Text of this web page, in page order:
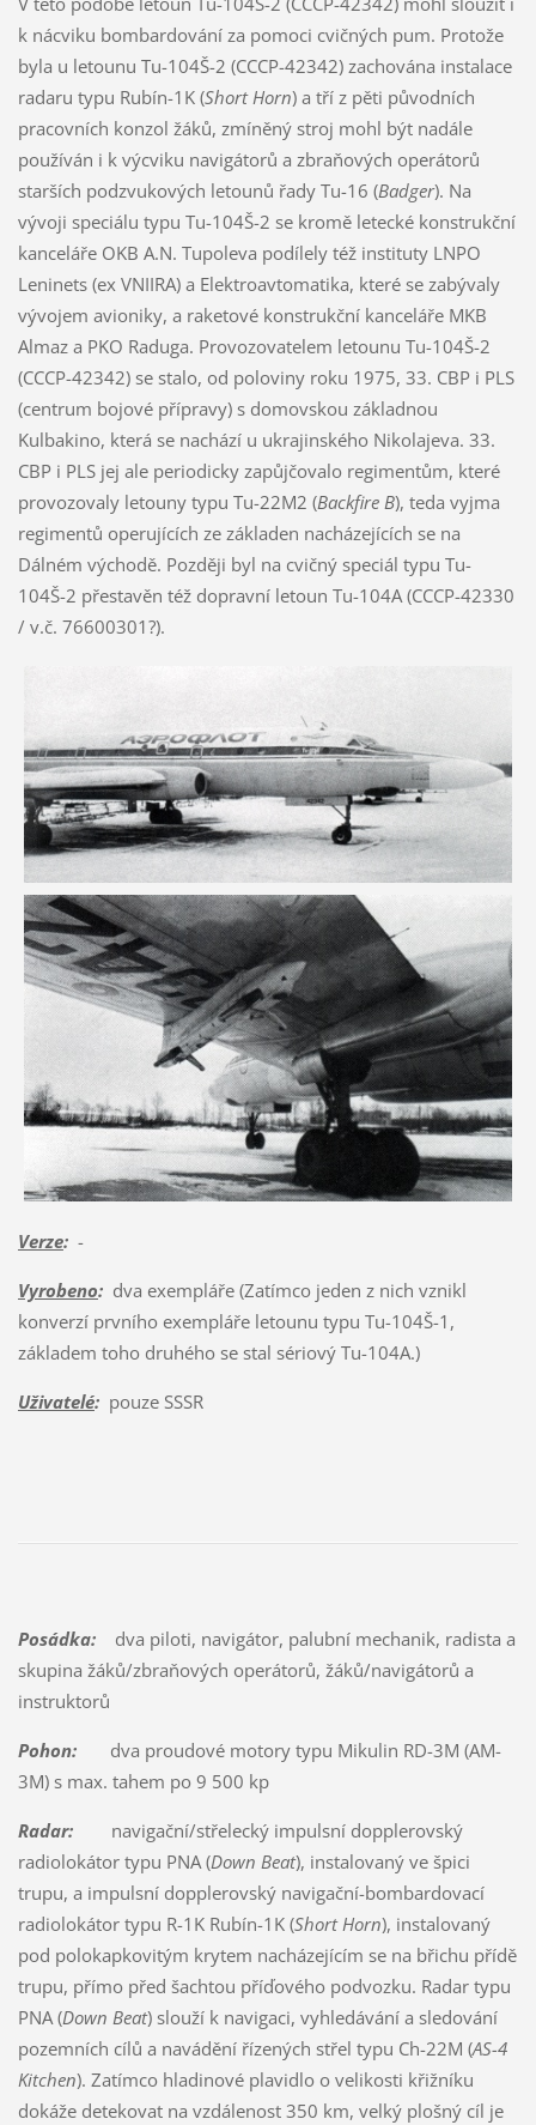
k nácviku bombardování za pomoci cvičných pum. Protože
byla u letounu Tu-104Š-2 (CCCP-42342) zachována instalace
radaru typu Rubín-1K (Short Horn) a tří z pěti původních
pracovních konzol žáků, zmíněný stroj mohl být nadále
používán i k výcviku navigátorů a zbraňových operátorů
starších podzvukových letounů řady Tu-16 (Badger). Na
vývoji speciálu typu Tu-104Š-2 se kromě letecké konstrukční
kanceláře OKB A.N. Tupoleva podílely též instituty LNPO
Leninets (ex VNIIRA) a Elektroavtomatika, které se zabývaly
vývojem avioniky, a raketové konstrukční kanceláře MKB
Almaz a PKO Raduga. Provozovatelem letounu Tu-104Š-2
(CCCP-42342) se stalo, od poloviny roku 1975, 33. CBP i PLS
(centrum bojové přípravy) s domovskou základnou
Kulbakino, která se nachází u ukrajinského Nikolajeva. 33.
CBP i PLS jej ale periodicky zapůjčovalo regimentům, které
provozovaly letouny typu Tu-22M2 (Backfire B), teda vyjma
regimentů operujících ze základen nacházejících se na
Dálném východě. Později byl na cvičný speciál typu Tu-
104Š-2 přestavěn též dopravní letoun Tu-104A (CCCP-42330
/ v.č. 76600301?).
Verze:-
Vyrobeno:dva exempláře (Zatímco jeden z nich vznikl
konverzí prvního exempláře letounu typu Tu-104Š-1,
základem toho druhého se stal sériový Tu-104A.)
Uživatelé:pouze SSSR
Posádka:dva piloti, navigátor, palubní mechanik, radista a
skupina žáků/zbraňových operátorů, žáků/navigátorů a
instruktorů
Pohon:dva proudové motory typu Mikulin RD-3M (AM-
3M) s max. tahem po 9 500 kp
Radar:navigační/střelecký impulsní dopplerovský
radiolokátor typu PNA (Down Beat), instalovaný ve špici
trupu, a impulsní dopplerovský navigační-bombardovací
radiolokátor typu R-1K Rubín-1K (Short Horn), instalovaný
pod polokapkovitým krytem nacházejícím se na břichu přídě
trupu, přímo před šachtou příďového podvozku. Radar typu
PNA (Down Beat) slouží k navigaci, vyhledávání a sledování
pozemních cílů a navádění řízených střel typu Ch-22M (AS-4
Kitchen). Zatímco hladinové plavidlo o velikosti křižníku
dokáže detekovat na vzdálenost 350 km, velký plošný cíl je